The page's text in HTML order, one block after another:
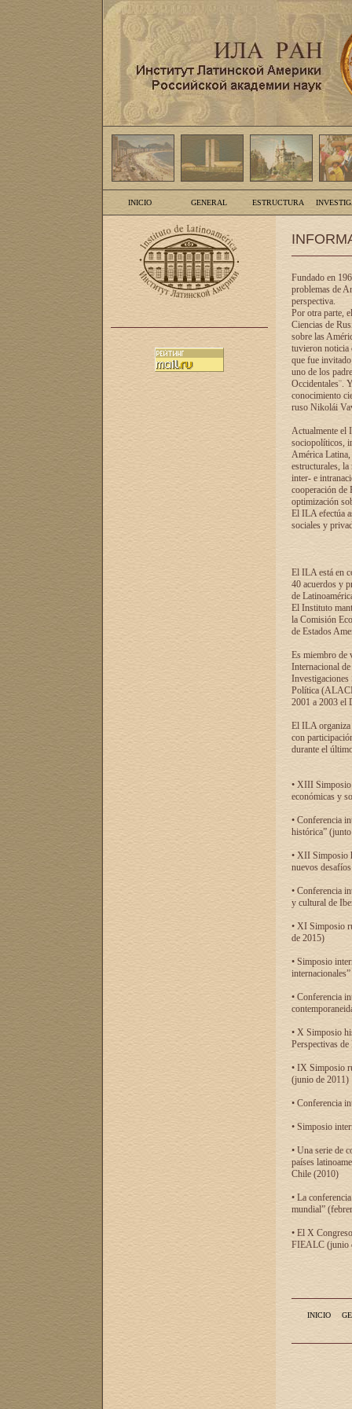
INICIO GENERAL ESTRUCTURA
Fundado en
problemas de
perspectiva.
Por otra parte,
Ciencias de
sobre las
tuvieron noticia
que fue
uno de los
Occidentales¨.
conocimiento
ruso Nikolái
Actualmente el
sociopolíticos,
América Latina,
estructurales,
inter- e
cooperación de
optimización
El ILA efectúa
sociales y
El ILA está en
40 acuerdos y
de
El Instituto
la Comisión
de Estados
Es miembro de
Internacional
Investigaciones
Política
2001 a 2003 el
El ILA organiza
con
durante el
• XIII Simposio
económicas y
• Conferencia
histórica”
• XII Simposio
nuevos
• Conferencia
y cultural de
• XI Simposio
de 2015)
• Simposio
• Conferencia
• X Simposio
Perspectivas
• IX Simposio
(junio de 2011)
• Conferencia
• Simposio
• Una serie de
países
Chile (2010)
• La
mundial”
• El X
FIEALC (junio
INICIO